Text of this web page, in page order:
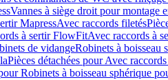
Vannes à siège droit pour montage
MapressAvec raccords filetés
à sertir FlowFitAvec raccords à
de vidangeRobinets à boisseau
Pièces détachées pour Avec
Robinets à boisseau sphérique